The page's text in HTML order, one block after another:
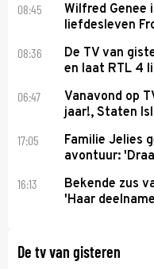
08:45
Wilfred Genee
liefdesleven
08:36
De TV van
en laat RTL 4
06:47
Vanavond op
jaar!, Staten
17:05
Familie Jelies
avontuur:
16:13
Bekende zus
'Haar
De tv van gisteren